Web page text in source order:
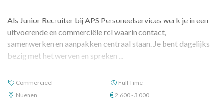
Als Junior Recruiter bij APS Personeelservices werk je in een
uitvoerende en commerciële rol waarin contact,
samenwerken en aanpakken centraal staan. Je bent dagelijks
bezig met het werven en spreken ...
Commercieel
Full Time
Nuenen
2.600 - 3.000